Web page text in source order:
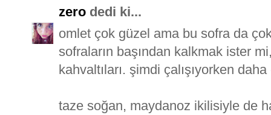
zero dedi ki...
omlet çok güzel ama bu sofra da
sofraların başından kalkmak ister
kahvaltıları. şimdi çalışıyorken
taze soğan, maydanoz ikilisiyle de